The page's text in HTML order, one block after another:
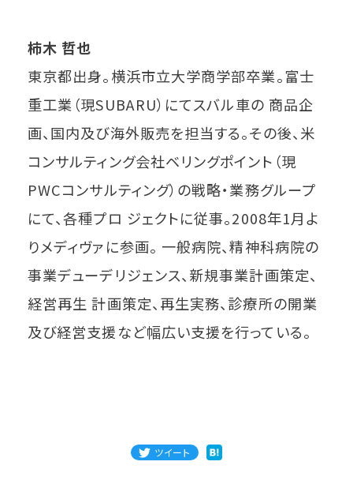
柿木 哲也
東京都出身。横浜市立大学商学部卒業。富士
重工業（現SUBARU）にてスバル車の 商品企
画、国内及び海外販売を担当する。その後、米
コンサルティング会社ベリングポイント（現
PWCコンサルティング）の戦略・業務グループ
にて、各種プロ ジェクトに従事。2008年1月よ
りメディヴァに参画。 一般病院、精神科病院の
事業デューデリジェンス、新規事業計画策定、
経営再生 計画策定、再生実務、診療所の開業
及び経営支援など幅広い支援を行っている。
ツイート